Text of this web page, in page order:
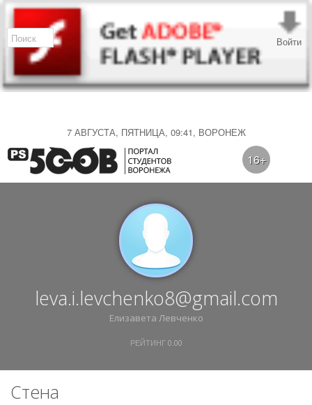
7 АВГУСТА, ПЯТНИЦА, 09:41, ВОРОНЕЖ
Войти
16+
leva.i.levchenko8@gmail.com
Елизавета Левченко
РЕЙТИНГ 0.00
Стена